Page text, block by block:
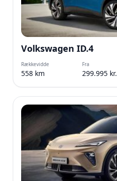
Volkswagen ID.4
Rækkevidde
558 km
Fra
299.995 kr.